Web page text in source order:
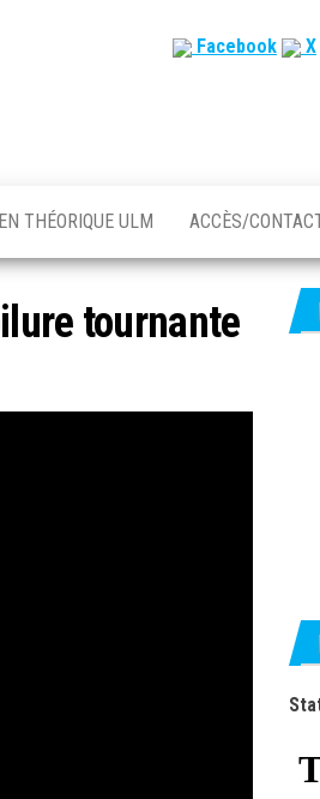
Facebook X
THÉORIQUE ULM ACCÈS/
tournante